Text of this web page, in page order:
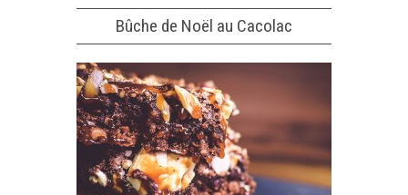
Bûche de Noël au Cacolac